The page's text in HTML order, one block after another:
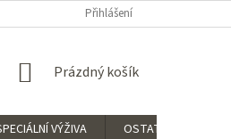
ZÁSADY OCHRANY OSOBNÍCH ÚDAJŮ
Přihlášení
NÁKUPNÍ
Prázdný košík
VÝŽIVA OSTATNÍ